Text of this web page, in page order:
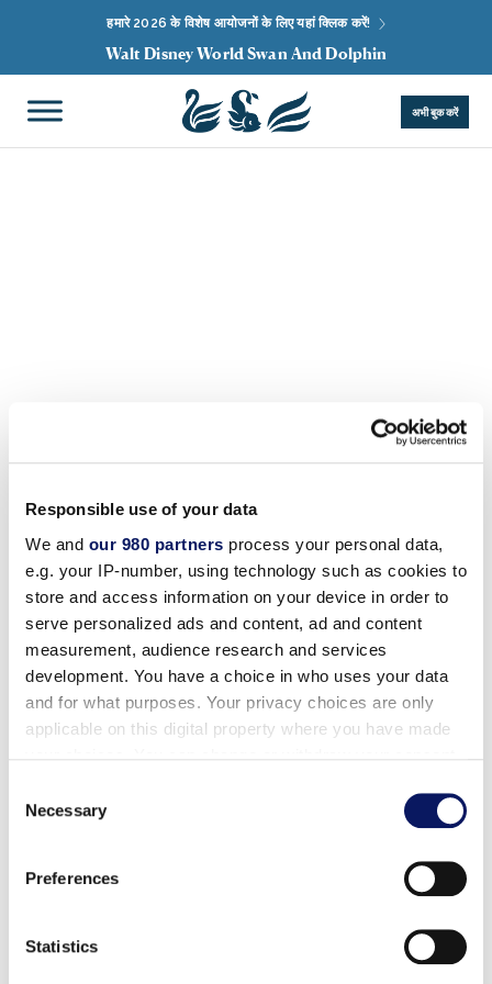
Responsible use of your data
We and our 980 partners process your personal data,
e.g. your IP-number, using technology such as cookies to
store and access information on your device in order to
serve personalized ads and content, ad and content
measurement, audience research and services
development. You have a choice in who uses your data
and for what purposes. Your privacy choices are only
applicable on this digital property where you have made
the Privacy trigger icon.
Find out more about how your personal data is processed
and set your preferences in the
We use cookies to personalise content and ads, to
provide social media features and to analyse our traffic.
Selection
Necessary
Preferences
Statistics
हमारे 2026 के विशेष आयोजनों के लिए यहां क्लिक करें!
Walt Disney World Swan And Dolphin
अभी बुक करें
होम/अधिक/गारंटीशुदा शीघ्र चेक-इन
शीघ्र चेक-इन की गारंटी
अपना समय अधिकतम करें!
को बेहतर बनाएँ। अगर आप एक शुरुआती यात्री हैं और रिसॉर्ट में बसने के
लिए उत्सुक हैं या स्थानीय आकर्षणों को देखने में अपना अधिकतम समय
मुक्त आगमन और आपके कमरे तक जल्दी पहुँच सुनिश्चित करती है।